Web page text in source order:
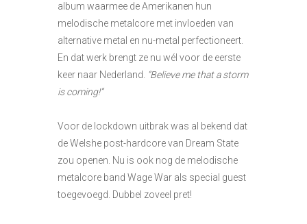
album waarmee de Amerikanen hun
melodische metalcore met invloeden van
alternative metal en nu-metal perfectioneert.
En dat werk brengt ze nu wél voor de eerste
keer naar Nederland. “Believe me that a storm
is coming!”
Voor de lockdown uitbrak was al bekend dat
de Welshe post-hardcore van Dream State
zou openen. Nu is ook nog de melodische
metalcore band Wage War als special guest
toegevoegd. Dubbel zoveel pret!